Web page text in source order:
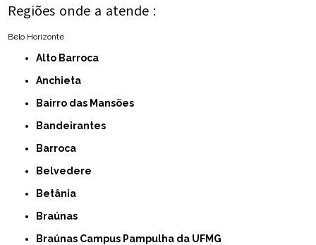
Regiões onde a atende :
Belo Horizonte
Alto Barroca
Anchieta
Bairro das Mansões
Bandeirantes
Barroca
Belvedere
Betânia
Braúnas
Braúnas Campus Pampulha da UFMG